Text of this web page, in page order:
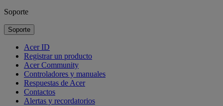
Soporte
Soporte
Acer ID
Registrar un producto
Acer Community
Controladores y manuales
Respuestas de Acer
Contactos
Alertas y recordatorios